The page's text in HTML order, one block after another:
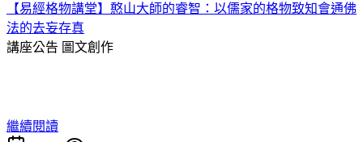
【易經格物講堂】憨山大師的睿智：以儒家的格物致知會通佛
法的去妄存真
講座公告 圖文創作
繼續閱讀